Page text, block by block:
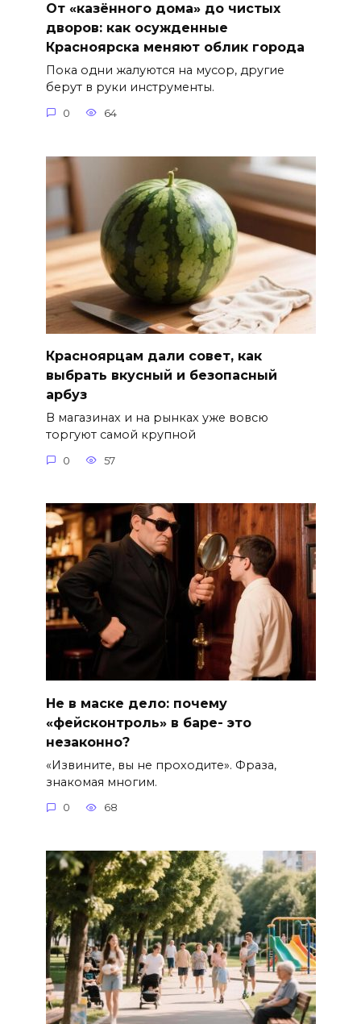
От «казённого дома» до чистых
дворов: как осужденные
Красноярска меняют облик города
Пока одни жалуются на мусор, другие
берут в руки инструменты.
0 64
Красноярцам дали совет, как
выбрать вкусный и безопасный
арбуз
В магазинах и на рынках уже вовсю
торгуют самой крупной
0 57
Не в маске дело: почему
«фейсконтроль» в баре- это
незаконно?
«Извините, вы не проходите». Фраза,
знакомая многим.
0 68